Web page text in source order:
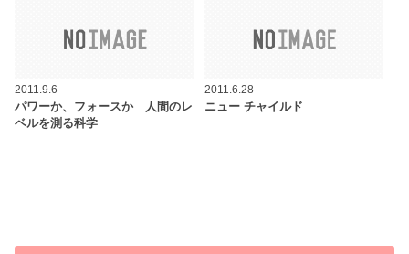
2011.9.6
パワーか、フォースか 人間のレ
ベルを測る科学
2011.6.28
ニュー チャイルド